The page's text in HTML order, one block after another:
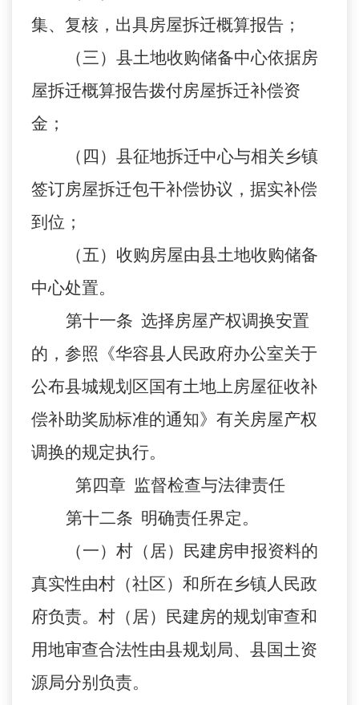
集、复核，出具房屋拆迁概算报告；
（三）县土地收购储备中心依据房
屋拆迁概算报告拨付房屋拆迁补偿资
金；
（四）县征地拆迁中心与相关乡镇
签订房屋拆迁包干补偿协议，据实补偿
到位；
（五）收购房屋由县土地收购储备
中心处置。
第十一条 选择房屋产权调换安置
的，参照《华容县人民政府办公室关于
公布县城规划区国有土地上房屋征收补
偿补助奖励标准的通知》有关房屋产权
调换的规定执行。
第四章 监督检查与法律责任
第十二条 明确责任界定。
（一）村（居）民建房申报资料的
真实性由村（社区）和所在乡镇人民政
府负责。村（居）民建房的规划审查和
用地审查合法性由县规划局、县国土资
源局分别负责。